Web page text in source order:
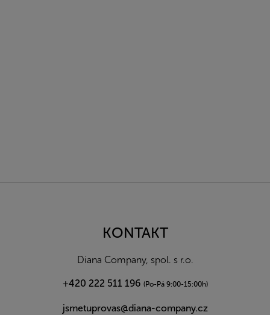
KONTAKT
Diana Company, spol. s r.o.
+420 222 511 196 (Po-Pá 9:00-15:00h)
jsmetuprovas@diana-company.cz